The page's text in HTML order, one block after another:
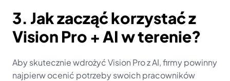
3. Jak zacząć korzystać z
Vision Pro + AI w terenie?
Aby skutecznie wdrożyć Vision Pro z AI, firmy powinny
najpierw ocenić potrzeby swoich pracowników